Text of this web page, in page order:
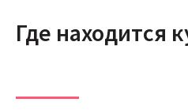
Где находится